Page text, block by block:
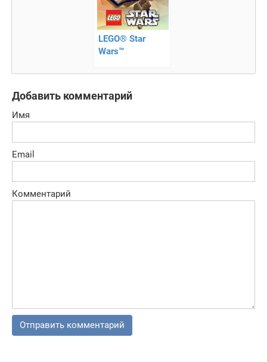
LEGO® Star
Wars™
жесткая борьба
Добавить комментарий
Имя
Email
Комментарий